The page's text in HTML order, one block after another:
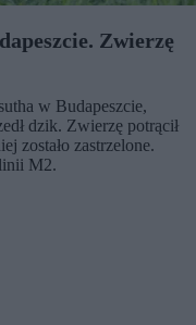
Zwierzę
w Budapeszcie,
dzik. Zwierzę potrącił
zostało zastrzelone.
M2.